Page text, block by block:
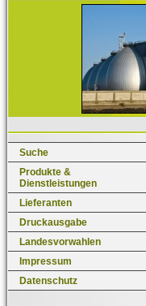
Suche
Produkte &
Dienstleistungen
Lieferanten
Druckausgabe
Landesvorwahlen
Impressum
Datenschutz